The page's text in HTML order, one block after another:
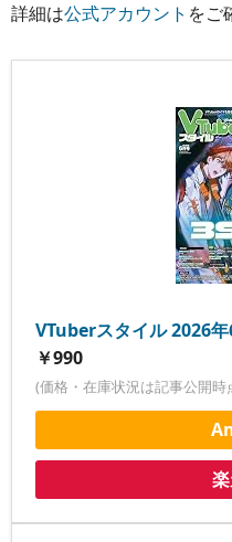
詳細は公式アカウント をご
VTuberスタイル 2026
￥990
(価格・在庫状況は記事公開時